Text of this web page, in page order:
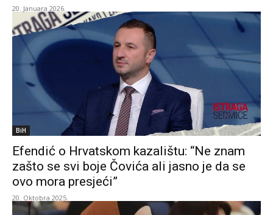
20. Januara 2026.
BiH
Efendić o Hrvatskom kazalištu: “Ne znam
zašto se svi boje Čovića ali jasno je da se
ovo mora presjeći”
20. Oktobra 2025.